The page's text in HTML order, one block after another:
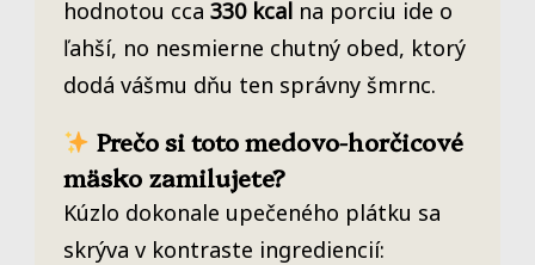
hodnotou cca 330 kcal na porciu ide o
ľahší, no nesmierne chutný obed, ktorý
dodá vášmu dňu ten správny šmrnc.
Prečo si toto medovo-horčicové
mäsko zamilujete?
Kúzlo dokonale upečeného plátku sa
skrýva v kontraste ingrediencií: